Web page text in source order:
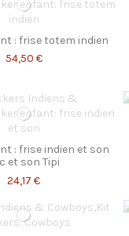
: frise totem indien
54,50 €
: frise indien et son
et son Tipi
24,17 €